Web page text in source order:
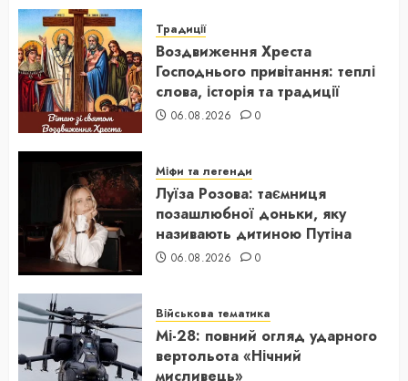
Традиції
Воздвиження Хреста
Господнього привітання: теплі
слова, історія та традиції
06.08.2026 0
Міфи та легенди
Луїза Розова: таємниця
позашлюбної доньки, яку
називають дитиною Путіна
06.08.2026 0
Військова тематика
Мі-28: повний огляд ударного
вертольота «Нічний
мисливець»